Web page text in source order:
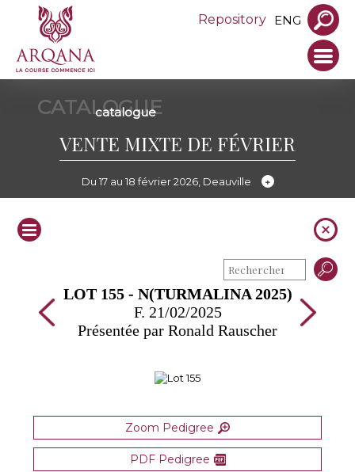
Repository ENG
CATALOGUE
catalogue
VENTE MIXTE DE FÉVRIER
Du 17 au 18 février 2026, Deauville
LOT 155 - N(TURMALINA 2025)
F. 21/02/2025
Présentée par Ronald Rauscher
Zoom Pedigree
PDF Pedigree